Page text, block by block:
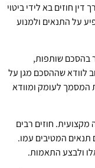
חוזים בא לידי ביטוי
על התנאים ולמנוע
בהסכם שותפות,
לוודא שההסכם מגן על
המסמך לעומק ומוודא
מקצועית. חוזים רבים
תנאים המטיבים עמו.
ולבצע התאמות.